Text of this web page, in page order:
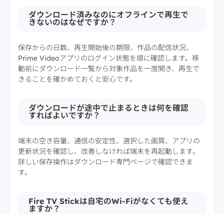
ダウンロード済みなのにオフラインで再生で
きないのはなぜですか？
保存からの日数、再生開始後の期限、作品の配信状況、
Prime Videoアプリのログイン状態を順に確認します。移
動前にダウンロード一覧から対象作品を一度開き、再生で
きることを確かめておくと安心です。
ダウンロードが途中で止まるときは何を確認
すればよいですか？
端末の空き容量、通信の安定性、選択した画質、アプリの
更新状況を確認し、改善しなければ端末を再起動します。
詳しい保存操作はダウンロード専門ページで確認できま
す。
Fire TV Stickは自宅のWi-Fiがなくても使え
ますか？